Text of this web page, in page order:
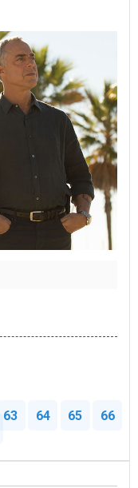
63 64 65
66